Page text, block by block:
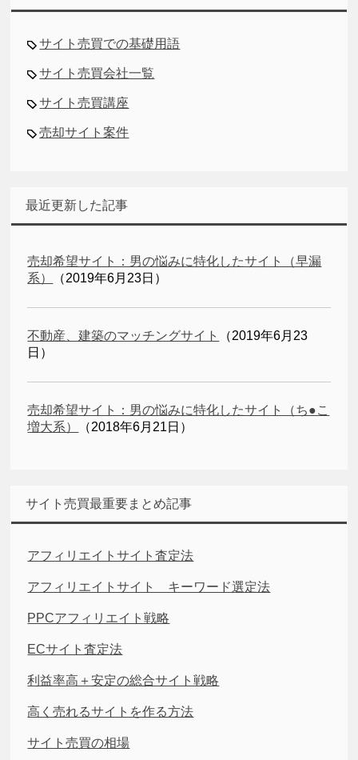
サイト売買での基礎用語
サイト売買会社一覧
サイト売買講座
売却サイト案件
最近更新した記事
売却希望サイト：男の悩みに特化したサイト（早漏
系）
（2019年6月23日）
不動産、建築のマッチングサイト
（2019年6月23
日）
売却希望サイト：男の悩みに特化したサイト（ち●こ
増大系）
（2018年6月21日）
サイト売買最重要まとめ記事
アフィリエイトサイト査定法
アフィリエイトサイト キーワード選定法
PPCアフィリエイト戦略
ECサイト査定法
利益率高＋安定の総合サイト戦略
高く売れるサイトを作る方法
サイト売買の相場